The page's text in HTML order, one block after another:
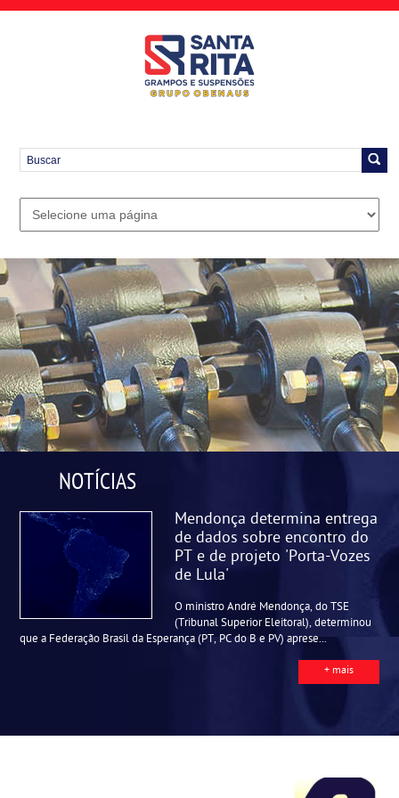
NOTÍCIAS
Mendonça determina entrega
de dados sobre encontro do
PT e de projeto 'Porta-Vozes
de Lula'
O ministro André Mendonça, do TSE
(Tribunal Superior Eleitoral), determinou
que a Federação Brasil da Esperança (PT, PC do B e PV) aprese...
+ mais